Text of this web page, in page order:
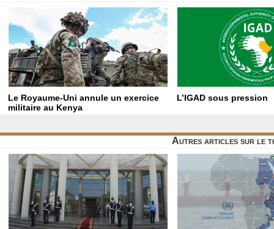
Le Royaume-Uni annule un exercice
militaire au Kenya
L’IGAD sous pression
Autres articles sur le